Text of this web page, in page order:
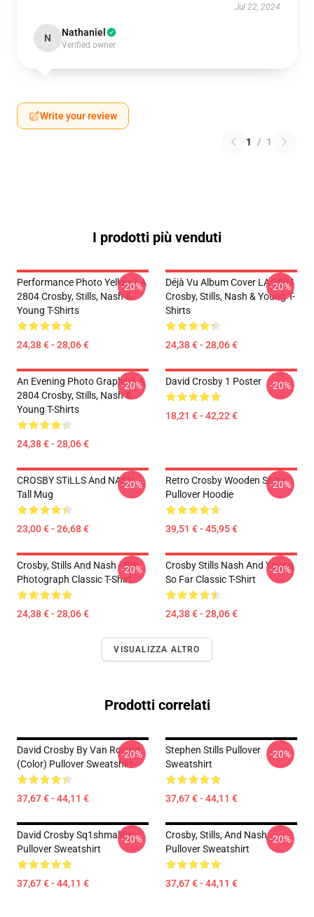
Jul 22, 2024
N Nathaniel
Verified owner
Write your review
1 / 1
I prodotti più venduti
Performance Photo Yellow LA
2804 Crosby, Stills, Nash &
Young T-Shirts
24,38 € - 28,06 €
-20%
Déjà Vu Album Cover LA 2804
Crosby, Stills, Nash & Young T-
Shirts
24,38 € - 28,06 €
-20%
An Evening Photo Graphic LA
2804 Crosby, Stills, Nash &
Young T-Shirts
24,38 € - 28,06 €
-20% David Crosby 1 Poster
18,21 € - 42,22 €
-20%
CROSBY STiLLS And NASH
Tall Mug
23,00 € - 26,68 €
-20%
Retro Crosby Wooden Ships
Pullover Hoodie
39,51 € - 45,95 €
-20%
Crosby, Stills And Nash - BW
Photograph Classic T-Shirt
24,38 € - 28,06 €
-20%
Crosby Stills Nash And Young
So Far Classic T-Shirt
24,38 € - 28,06 €
-20%
VISUALIZZA ALTRO
Prodotti correlati
David Crosby By Van Roland
(Color) Pullover Sweatshirt
37,67 € - 44,11 €
-20%
Stephen Stills Pullover
Sweatshirt
37,67 € - 44,11 €
-20%
David Crosby Sq1shmall0w
Pullover Sweatshirt
37,67 € - 44,11 €
-20%
Crosby, Stills, And Nash
Pullover Sweatshirt
37,67 € - 44,11 €
-20%